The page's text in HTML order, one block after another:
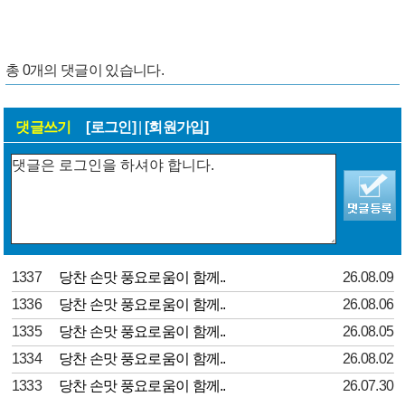
총 0개의 댓글이 있습니다.
댓글쓰기 [로그인] [회원가입]
1337 당찬 손맛 풍요로움이 함께..
26.08.09
1336
당찬 손맛 풍요로움이 함께..
26.08.06
1335
당찬 손맛 풍요로움이 함께..
26.08.05
1334
당찬 손맛 풍요로움이 함께..
26.08.02
1333
당찬 손맛 풍요로움이 함께.. 26.07.30